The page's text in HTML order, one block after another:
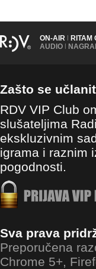
ON-AIR | RITAM
AUDIO |
Zašto se
RDV VIP Club
slušateljima
ekskluzivnim
igrama i raznim
pogodnosti.
Sva prava
Preporučena
Chrome 5+,